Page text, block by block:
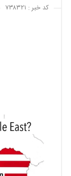
کد خبر : ۷۳۸۳۲۱